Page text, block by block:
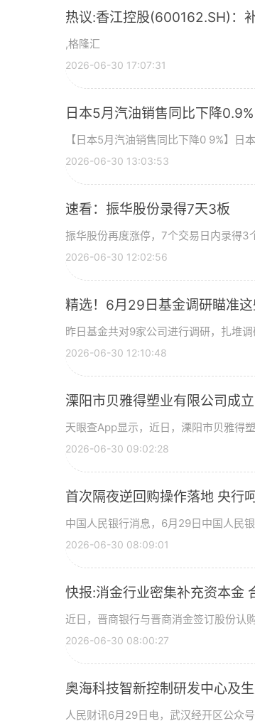
热议:香江控股(600162.SH)：
,格隆汇
2026-06-30 17:07:31
日本5月汽油销售同比下降
【日本5月汽油销售同比下降0 9%】日
2026-06-30 13:03:53
速看：振华股份录得7天3板
振华股份再度涨停，7个交易日内录得
2026-06-30 12:02:56
精选！6月29日基金调研瞄准这
昨日基金共对9家公司进行调研，扎堆
2026-06-30 12:10:48
溧阳市贝雅得塑业有限公司成
天眼查App显示，近日，溧阳市贝雅得
2026-06-30 09:02:28
首次隔夜逆回购操作落地 央行
中国人民银行消息，6月29日中国人民
2026-06-30 08:09:01
快报:消金行业密集补充资本金
近日，晋商银行与晋商消金签订股份认
2026-06-30 08:00:27
奥海科技智新控制研发中心及
人民财讯6月29日电，武汉经开区公众